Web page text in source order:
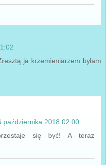
ja krzemieniarzem byłam
października 2018 02:00
się być! A teraz